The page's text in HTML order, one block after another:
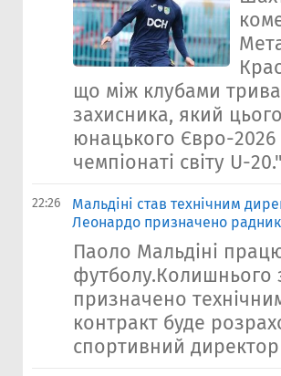
що між клубами
захисника, який
юнацького Євро-2026
чемпіонаті світу U-
22:26
Мальдіні став технічним
Леонардо призначено
Паоло Мальдіні
футболу.Колишнього
призначено
контракт буде
спортивний директор